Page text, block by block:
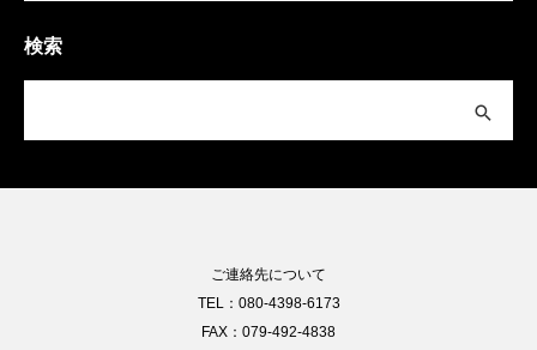
検索
ご連絡先について
TEL：080-4398-6173
FAX：079-492-4838